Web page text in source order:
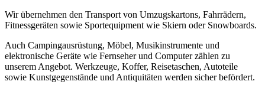
Wir übernehmen den Transport von Umzugskartons, Fahrrädern,
Fitnessgeräten sowie Sportequipment wie Skiern oder Snowboards.
Auch Campingausrüstung, Möbel, Musikinstrumente und
elektronische Geräte wie Fernseher und Computer zählen zu
unserem Angebot. Werkzeuge, Koffer, Reisetaschen, Autoteile
sowie Kunstgegenstände und Antiquitäten werden sicher befördert.